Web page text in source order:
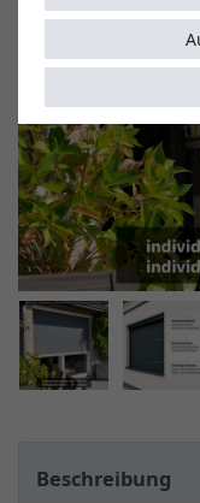
Beschreibung